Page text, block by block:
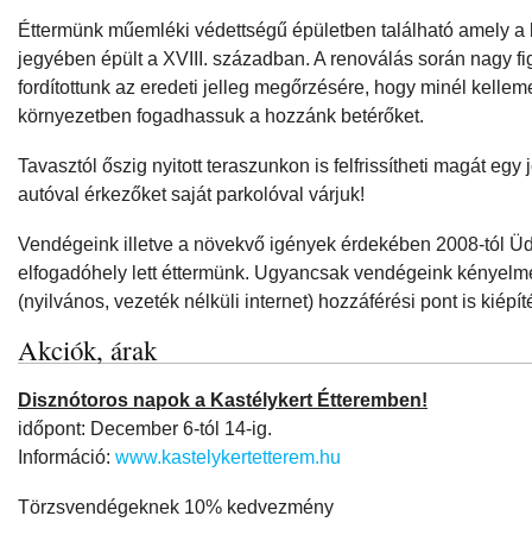
Éttermünk műemléki védettségű épületben található amely a
jegyében épült a XVIII. században. A renoválás során nagy
fordítottunk az eredeti jelleg megőrzésére, hogy minél
környezetben fogadhassuk a hozzánk betérőket.
Tavasztól őszig nyitott teraszunkon is felfrissítheti magát egy
autóval érkezőket saját parkolóval várjuk!
Vendégeink illetve a növekvő igények érdekében 2008-tól
elfogadóhely lett éttermünk. Ugyancsak vendégeink
(nyilvános, vezeték nélküli internet) hozzáférési pont is
Akciók, árak
Disznótoros napok a Kastélykert Étteremben!
időpont: December 6-tól 14-ig.
Információ: www.kastelykertetterem.hu
Törzsvendégeknek 10% kedvezmény